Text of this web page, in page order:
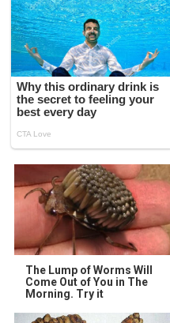
The Lump of Worms Will
Come Out of You in The
Morning. Try it